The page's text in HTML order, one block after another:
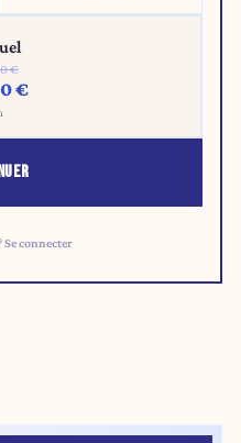
€
€
Se connecter